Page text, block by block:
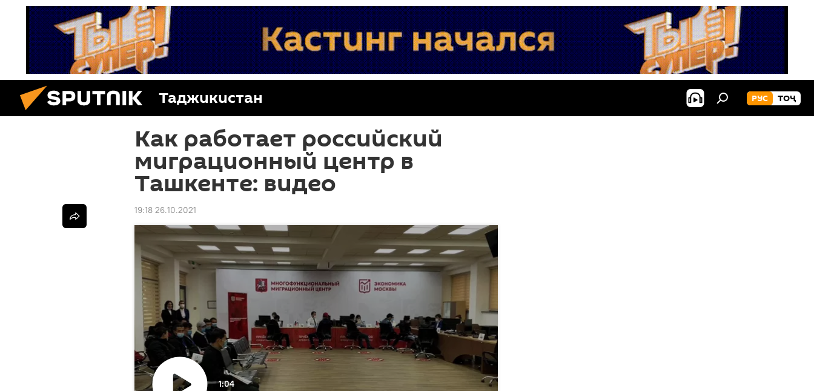
Таджикистан РУС ТОҶ
Как работает российский
миграционный центр в
Ташкенте: видео
19:18 26.10.2021
1:04